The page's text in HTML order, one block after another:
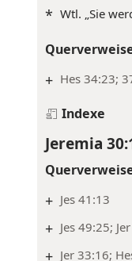
* Wtl. „Sie
+ Hes 34:23;
Indexe
Jeremia
+ Jes 41:13
+ Jes 49:25;
+ Jer 33:16;